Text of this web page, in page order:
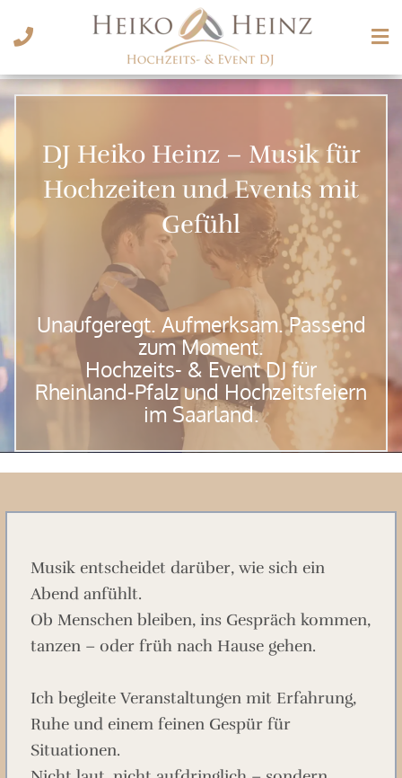
DJ Heiko Heinz – Musik für
Hochzeiten und Events mit
Gefühl
Unaufgeregt. Aufmerksam. Passend
zum Moment.
Hochzeits- & Event DJ für
Rheinland-Pfalz und Hochzeitsfeiern
im Saarland.
Musik entscheidet darüber, wie sich ein
Abend anfühlt.
Ob Menschen bleiben, ins Gespräch kommen,
tanzen – oder früh nach Hause gehen.
Ich begleite Veranstaltungen mit Erfahrung,
Ruhe und einem feinen Gespür für
Situationen.